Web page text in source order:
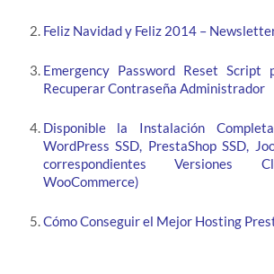
Feliz Navidad y Feliz 2014 –
Emergency Password Reset Script
Recuperar Contraseña Administrador
Disponible la Instalación
WordPress SSD, PrestaShop SSD,
correspondientes Versiones
WooCommerce)
Cómo Conseguir el Mejor Hosting